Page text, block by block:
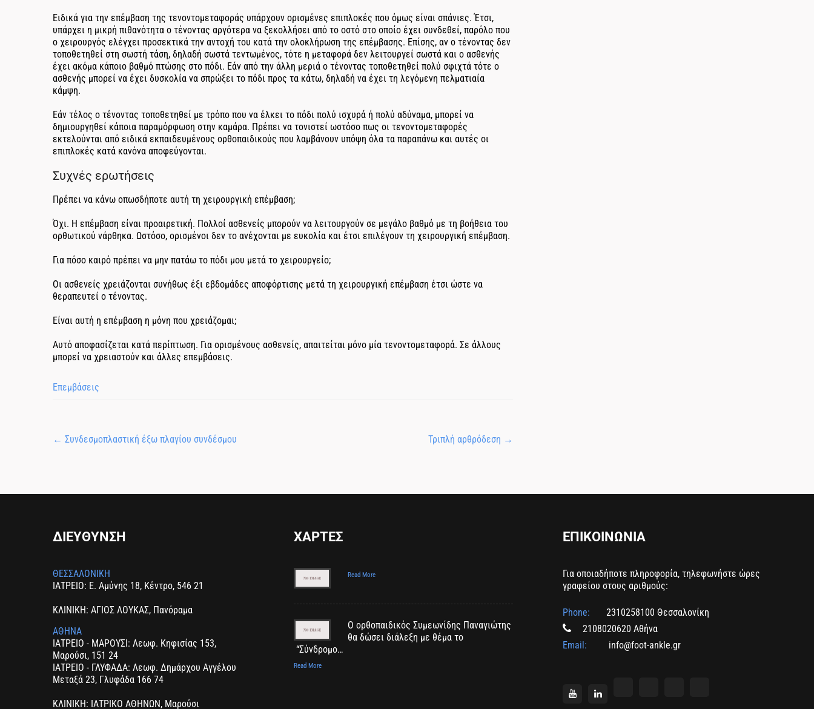
Ειδικά για την επέμβαση της τενοντομεταφοράς υπάρχουν ορισμένες επιπλοκές που όμως είναι σπάνιες. Έτσι,
υπάρχει η μικρή πιθανότητα ο τένοντας αργότερα να ξεκολλήσει από το οστό στο οποίο έχει συνδεθεί, παρόλο που
ο χειρουργός ελέγχει προσεκτικά την αντοχή του κατά την ολοκλήρωση της επέμβασης. Επίσης, αν ο τένοντας δεν
τοποθετηθεί στη σωστή τάση, δηλαδή σωστά τεντωμένος, τότε η μεταφορά δεν λειτουργεί σωστά και ο ασθενής
έχει ακόμα κάποιο βαθμό πτώσης στο πόδι. Εάν από την άλλη μεριά ο τένοντας τοποθετηθεί πολύ σφιχτά τότε ο
ασθενής μπορεί να έχει δυσκολία να σπρώξει το πόδι προς τα κάτω, δηλαδή να έχει τη λεγόμενη πελματιαία
κάμψη.
Εάν τέλος ο τένοντας τοποθετηθεί με τρόπο που να έλκει το πόδι πολύ ισχυρά ή πολύ αδύναμα, μπορεί να
δημιουργηθεί κάποια παραμόρφωση στην καμάρα. Πρέπει να τονιστεί ωστόσο πως οι τενοντομεταφορές
εκτελούνται από ειδικά εκπαιδευμένους ορθοπαιδικούς που λαμβάνουν υπόψη όλα τα παραπάνω και αυτές οι
επιπλοκές κατά κανόνα αποφεύγονται.
Συχνές ερωτήσεις
Πρέπει να κάνω οπωσδήποτε αυτή τη χειρουργική επέμβαση;
Όχι. Η επέμβαση είναι προαιρετική. Πολλοί ασθενείς μπορούν να λειτουργούν σε μεγάλο βαθμό με τη βοήθεια του
ορθωτικού νάρθηκα. Ωστόσο, ορισμένοι δεν το ανέχονται με ευκολία και έτσι επιλέγουν τη χειρουργική επέμβαση.
Για πόσο καιρό πρέπει να μην πατάω το πόδι μου μετά το χειρουργείο;
Οι ασθενείς χρειάζονται συνήθως έξι εβδομάδες αποφόρτισης μετά τη χειρουργική επέμβαση έτσι ώστε να
θεραπευτεί ο τένοντας.
Είναι αυτή η επέμβαση η μόνη που χρειάζομαι;
Αυτό αποφασίζεται κατά περίπτωση. Για ορισμένους ασθενείς, απαιτείται μόνο μία τενοντομεταφορά. Σε άλλους
μπορεί να χρειαστούν και άλλες επεμβάσεις.
Επεμβάσεις
← Συνδεσμοπλαστική έξω πλαγίου συνδέσμου Τριπλή αρθρόδεση →
ΔΙΕΥΘΥΝΣΗ
ΘΕΣΣΑΛΟΝΙΚΗ
ΙΑΤΡΕΙΟ: Ε. Αμύνης 18, Κέντρο, 546 21
ΚΛΙΝΙΚΗ: ΑΓΙΟΣ ΛΟΥΚΑΣ, Πανόραμα
ΑΘΗΝΑ
ΙΑΤΡΕΙΟ - ΜΑΡΟΥΣΙ: Λεωφ. Κηφισίας 153,
Μαρούσι, 151 24
ΙΑΤΡΕΙΟ - ΓΛΥΦΑΔΑ: Λεωφ. Δημάρχου Αγγέλου
Μεταξά 23, Γλυφάδα 166 74
ΚΛΙΝΙΚΗ: ΙΑΤΡΙΚΟ ΑΘΗΝΩΝ, Μαρούσι
ΧΑΡΤΕΣ
Read More
Ο ορθοπαιδικός Συμεωνίδης Παναγιώτης
θα δώσει διάλεξη με θέμα το
“Σύνδρομο…
Read More
ΕΠΙΚΟΙΝΩΝΙΑ
Για οποιαδήποτε πληροφορία, τηλεφωνήστε ώρες
γραφείου στους αριθμούς:
Phone:
2310258100 Θεσσαλονίκη
2108020620 Αθήνα
Email:
info@foot-ankle.gr